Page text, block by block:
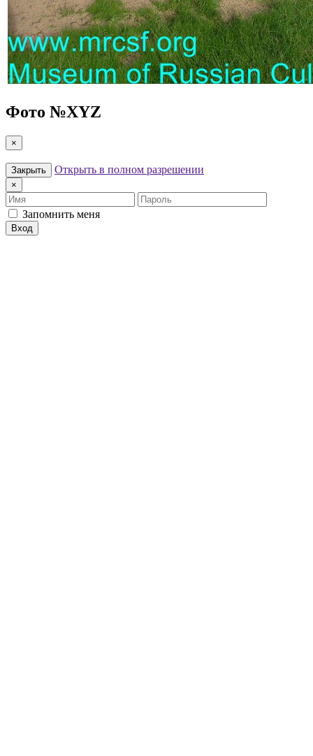
Фото №XYZ
×
Закрыть Открыть в полном разрешении
×
Имя
Пароль
Запомнить меня
Вход